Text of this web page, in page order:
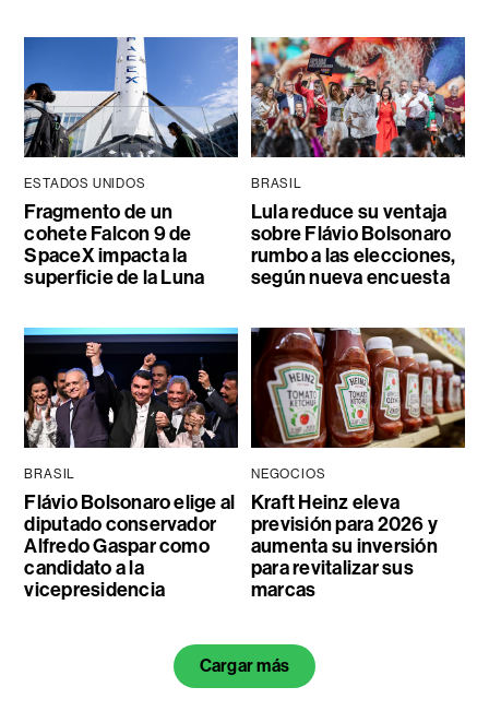
ESTADOS UNIDOS
Fragmento de un
cohete Falcon 9 de
SpaceX impacta la
superficie de la Luna
BRASIL
Lula reduce su ventaja
sobre Flávio Bolsonaro
rumbo a las elecciones,
según nueva encuesta
BRASIL
Flávio Bolsonaro elige al
diputado conservador
Alfredo Gaspar como
candidato a la
vicepresidencia
NEGOCIOS
Kraft Heinz eleva
previsión para 2026 y
aumenta su inversión
para revitalizar sus
marcas
Cargar más